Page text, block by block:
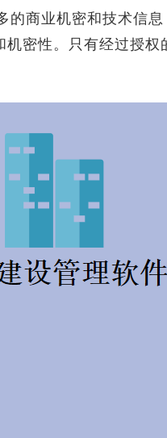
商业机密和技术信息
密性。只有经过授